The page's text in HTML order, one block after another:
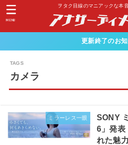
ヲタク目線のマニアックな本
MENU
更新終了のお
カメラ
ミラーレス一眼
SONY
6」発表
れた魅